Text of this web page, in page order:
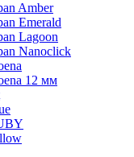
Amber
Emerald
Lagoon
Nanoclick
12 мм